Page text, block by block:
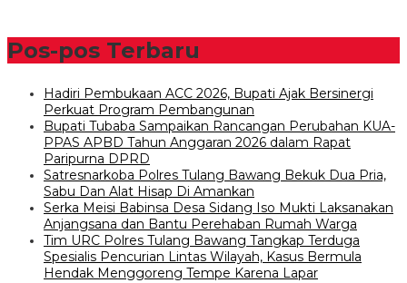
Pos-pos Terbaru
Hadiri Pembukaan ACC 2026, Bupati Ajak Bersinergi
Perkuat Program Pembangunan
Bupati Tubaba Sampaikan Rancangan Perubahan KUA-
PPAS APBD Tahun Anggaran 2026 dalam Rapat
Paripurna DPRD
Satresnarkoba Polres Tulang Bawang Bekuk Dua Pria,
Sabu Dan Alat Hisap Di Amankan
Serka Meisi Babinsa Desa Sidang Iso Mukti Laksanakan
Anjangsana dan Bantu Perehaban Rumah Warga
Tim URC Polres Tulang Bawang Tangkap Terduga
Spesialis Pencurian Lintas Wilayah, Kasus Bermula
Hendak Menggoreng Tempe Karena Lapar